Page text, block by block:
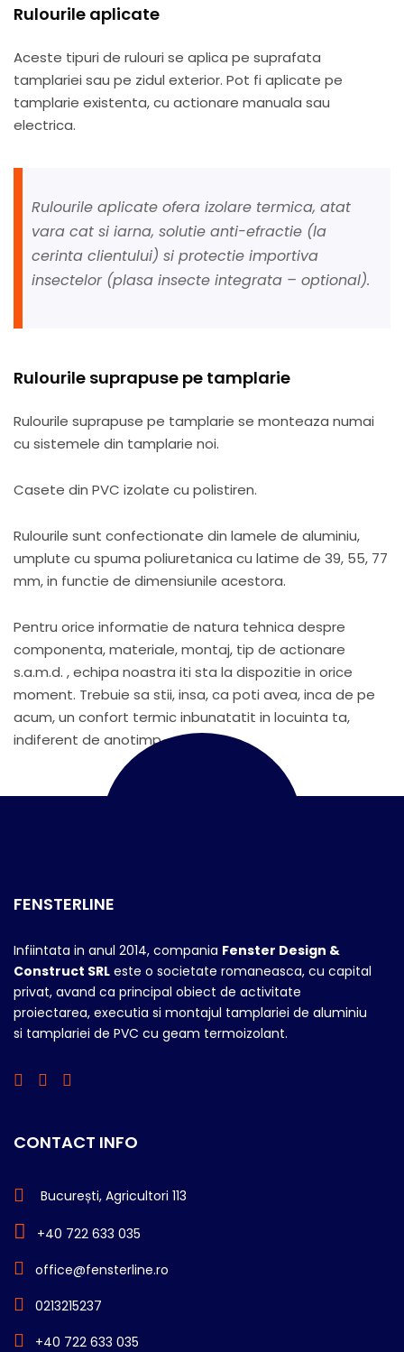
Rulourile aplicate
Aceste tipuri de rulouri se aplica pe suprafata
tamplariei sau pe zidul exterior. Pot fi aplicate pe
tamplarie existenta, cu actionare manuala sau
electrica.
Rulourile aplicate ofera izolare termica, atat
vara cat si iarna, solutie anti-efractie (la
cerinta clientului) si protectie importiva
insectelor (plasa insecte integrata – optional).
Rulourile suprapuse pe tamplarie
Rulourile suprapuse pe tamplarie se monteaza numai
cu sistemele din tamplarie noi.
Casete din PVC izolate cu polistiren.
Rulourile sunt confectionate din lamele de aluminiu,
umplute cu spuma poliuretanica cu latime de 39, 55, 77
mm, in functie de dimensiunile acestora.
Pentru orice informatie de natura tehnica despre
componenta, materiale, montaj, tip de actionare
s.a.m.d. , echipa noastra iti sta la dispozitie in orice
moment. Trebuie sa stii, insa, ca poti avea, inca de pe
acum, un confort termic inbunatatit in locuinta ta,
indiferent de anotimp.
FENSTERLINE
Infiintata in anul 2014, compania Fenster Design &
Construct SRL este o societate romaneasca, cu capital
privat, avand ca principal obiect de activitate
proiectarea, executia si montajul tamplariei de aluminiu
si tamplariei de PVC cu geam termoizolant.
CONTACT INFO
București, Agricultori 113
+40 722 633 035
office@fensterline.ro
0213215237
+40 722 633 035